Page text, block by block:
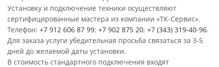
Установку и подключение техники осуществляют
сертифицированные мастера из компании «ТК-Сервис».
Телефон: +7 912 606 87 99; +7 902 875 20; +7 (343) 319-40-96.
Для заказа услуги убедительная просьба связаться за 3-5
дней до желаемой даты установки.
В стоимость стандартного подключения входят